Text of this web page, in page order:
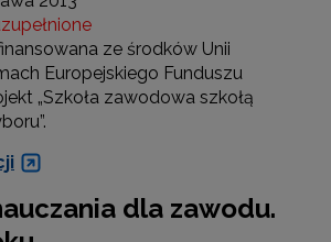
ze środków Unii
Europejskiego Funduszu
„Szkoła zawodowa szkołą
dla zawodu.